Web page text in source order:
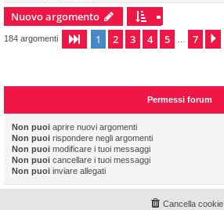
Nuovo argomento
184 argomenti Pagina di
1 2 3 4 5 7
Permessi forum
Non puoi aprire nuovi argomenti
Non puoi rispondere negli argomenti
Non puoi modificare i tuoi messaggi
Non puoi cancellare i tuoi messaggi
Non puoi inviare allegati
Cancella cookie